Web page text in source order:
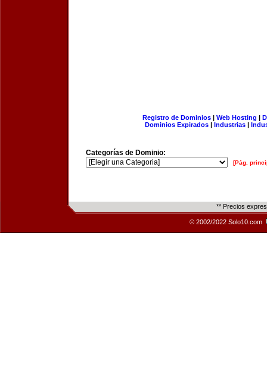
Registro de Dominios| Web Hosting |
Dominios Expirados | Industrias |
Categorías de Dominio:
[Pág.
** Precios
© 2002/2022 Solo10.com